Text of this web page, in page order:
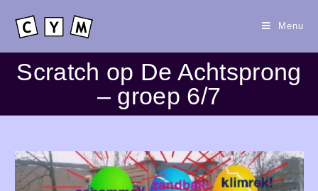
Menu
Scratch op De Achtsprong
– groep 6/7